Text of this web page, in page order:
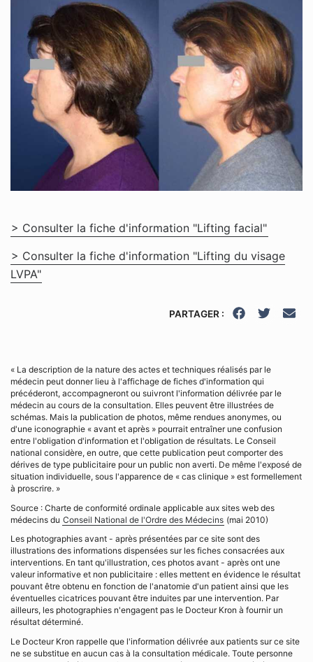
> Consulter la fiche d'information "Lifting facial"
> Consulter la fiche d'information "Lifting du visage
LVPA"
PARTAGER :
« La description de la nature des actes et techniques réalisés par le
médecin peut donner lieu à l'affichage de fiches d'information qui
précéderont, accompagneront ou suivront l'information délivrée par le
médecin au cours de la consultation. Elles peuvent être illustrées de
schémas. Mais la publication de photos, même rendues anonymes, ou
d'une iconographie « avant et après » pourrait entraîner une confusion
entre l'obligation d'information et l'obligation de résultats. Le Conseil
national considère, en outre, que cette publication peut comporter des
dérives de type publicitaire pour un public non averti. De même l'exposé de
situation individuelle, sous l'apparence de « cas clinique » est formellement
à proscrire. »
Source : Charte de conformité ordinale applicable aux sites web des
médecins du Conseil National de l'Ordre des Médecins (mai 2010)
Les photographies avant - après présentées par ce site sont des
illustrations des informations dispensées sur les fiches consacrées aux
interventions. En tant qu'illustration, ces photos avant - après ont une
valeur informative et non publicitaire : elles mettent en évidence le résultat
pouvant être obtenu en fonction de l'anatomie d'un patient ainsi que les
éventuelles cicatrices pouvant être induites par une intervention. Par
ailleurs, les photographies n'engagent pas le Docteur Kron à fournir un
résultat déterminé.
Le Docteur Kron rappelle que l'information délivrée aux patients sur ce site
ne se substitue en aucun cas à la consultation médicale. Toute personne